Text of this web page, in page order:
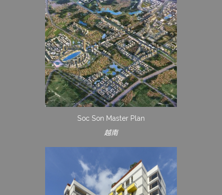
Soc Son Master Plan
越南